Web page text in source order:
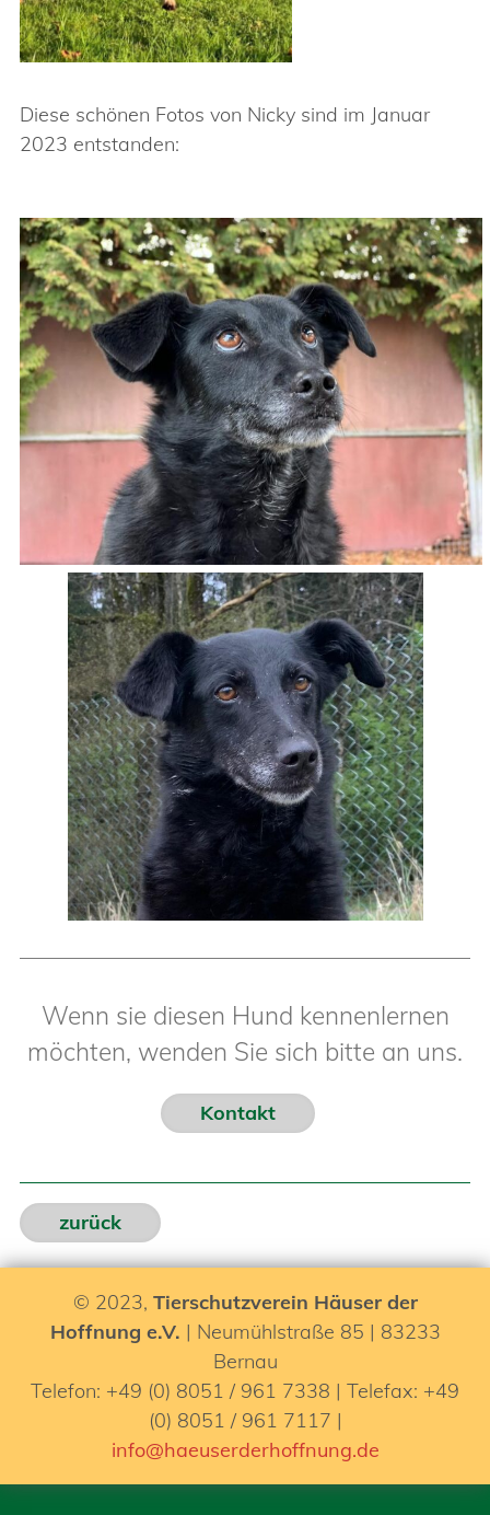
Diese schönen Fotos von Nicky sind im Januar
2023 entstanden:
Wenn sie diesen Hund kennenlernen
möchten, wenden Sie sich bitte an uns.
Kontakt
zurück
© 2023, Tierschutzverein Häuser der
Hoffnung e.V. | Neumühlstraße 85 | 83233
Bernau
Telefon: +49 (0) 8051 / 961 7338 | Telefax: +49
(0) 8051 / 961 7117 |
info@haeuserderhoffnung.de